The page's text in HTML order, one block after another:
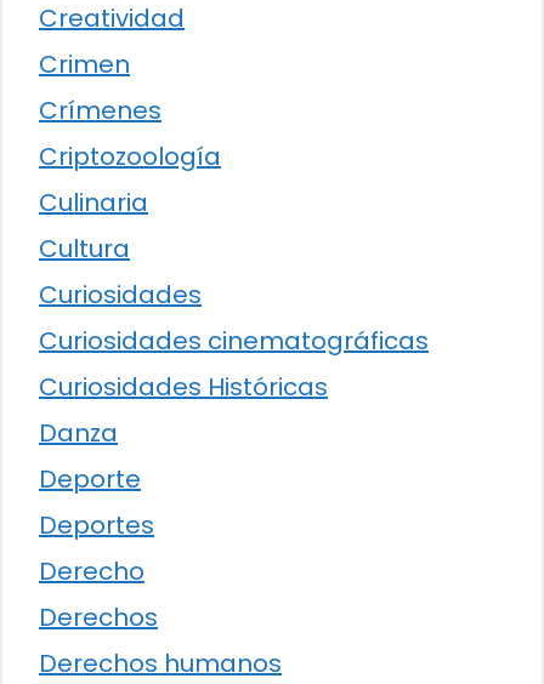
Creatividad
Crimen
Crímenes
Criptozoología
Culinaria
Cultura
Curiosidades
Curiosidades cinematográficas
Curiosidades Históricas
Danza
Deporte
Deportes
Derecho
Derechos
Derechos humanos